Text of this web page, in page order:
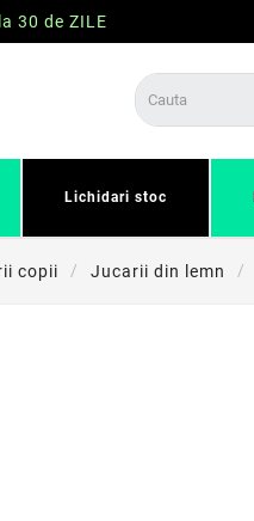
30 de ZILE
Lichidari stoc
copii Jucarii din lemn